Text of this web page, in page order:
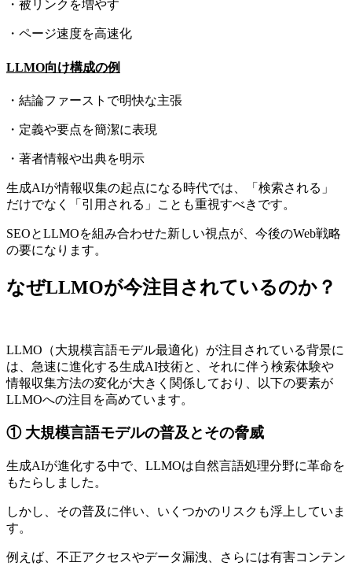
・被リンクを増やす
・ページ速度を高速化
LLMO向け構成の例
・結論ファーストで明快な主張
・定義や要点を簡潔に表現
・著者情報や出典を明示
生成AIが情報収集の起点になる時代では、「検索される」
だけでなく「引用される」ことも重視すべきです。
SEOとLLMOを組み合わせた新しい視点が、今後のWeb戦略
の要になります。
なぜLLMOが今注目されているのか？
LLMO（大規模言語モデル最適化）が注目されている背景に
は、急速に進化する生成AI技術と、それに伴う検索体験や
情報収集方法の変化が大きく関係しており、以下の要素が
LLMOへの注目を高めています。
① 大規模言語モデルの普及とその脅威
生成AIが進化する中で、LLMOは自然言語処理分野に革命を
もたらしました。
しかし、その普及に伴い、いくつかのリスクも浮上していま
す。
例えば、不正アクセスやデータ漏洩、さらには有害コンテン